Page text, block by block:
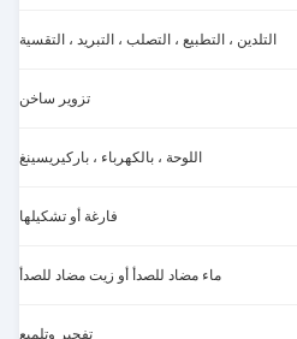
التلدين ، التطبيع ، التصلب ، التبريد ، التقسية
تزوير ساخن
اللوحة ، بالكهرباء ، باركيريسينغ
فارغة أو تشكيلها
ماء مضاد للصدأ أو زيت مضاد للصدأ
تفجير وتلميع